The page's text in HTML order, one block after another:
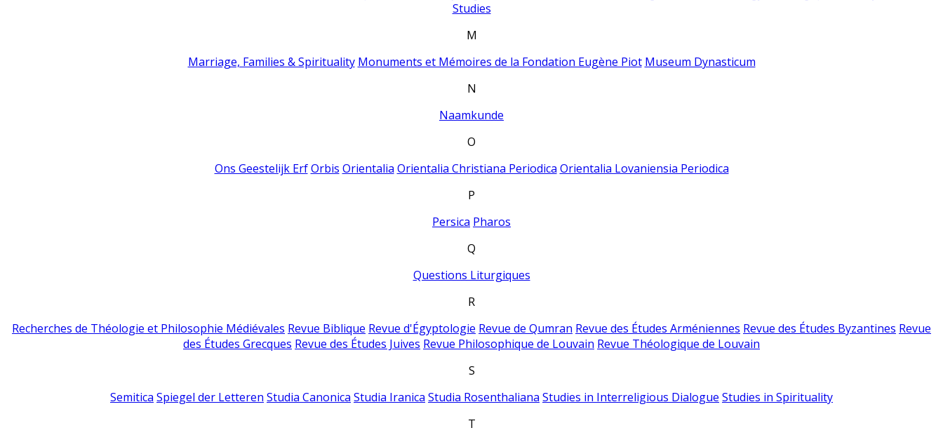
Studies
M
Marriage, Families & Spirituality Monuments et Mémoires de la Fondation Eugène Piot Museum Dynasticum
N
Naamkunde
O
Ons Geestelijk Erf Orbis Orientalia Orientalia Christiana Periodica Orientalia Lovaniensia Periodica
P
Persica Pharos
Q
Questions Liturgiques
R
Recherches de Théologie et Philosophie Médiévales Revue Biblique Revue d'Égyptologie Revue de Qumran Revue des Études Arméniennes Revue des Études Byzantines Revue
des Études Grecques Revue des Études Juives Revue Philosophique de Louvain Revue Théologique de Louvain
S
Semitica Spiegel der Letteren Studia Canonica Studia Iranica Studia Rosenthaliana Studies in Interreligious Dialogue Studies in Spirituality
T